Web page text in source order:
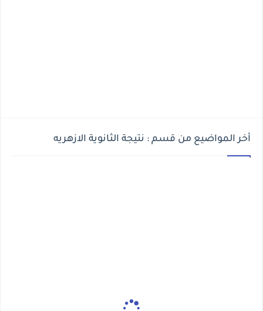
أخر المواضيع من قسم : نتيجة الثانوية الازهريه